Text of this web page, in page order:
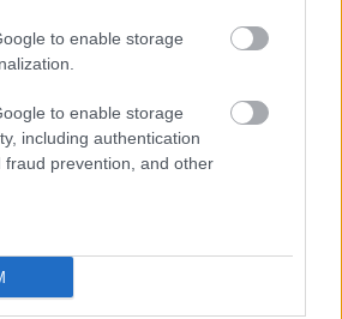
to enable storage
to enable storage
including authentication
fraud prevention, and other